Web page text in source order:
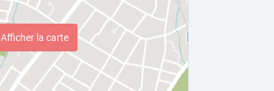
Afficher la carte